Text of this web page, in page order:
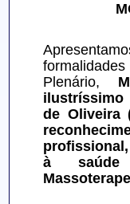
Plenário,
ilustríssimo
de Oliveira
à saúde